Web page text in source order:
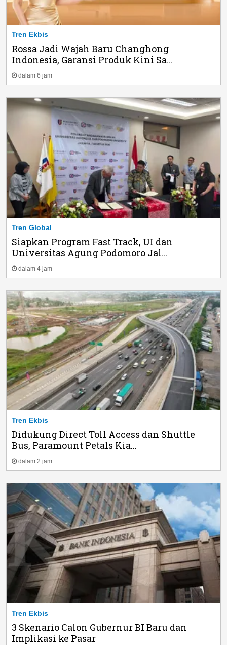
Tren Ekbis
Rossa Jadi Wajah Baru Changhong
Indonesia, Garansi Produk Kini Sa...
dalam 6 jam
Tren Global
Siapkan Program Fast Track, UI dan
Universitas Agung Podomoro Jal...
dalam 4 jam
Tren Ekbis
Didukung Direct Toll Access dan Shuttle
Bus, Paramount Petals Kia...
dalam 2 jam
Tren Ekbis
3 Skenario Calon Gubernur BI Baru dan
Implikasi ke Pasar